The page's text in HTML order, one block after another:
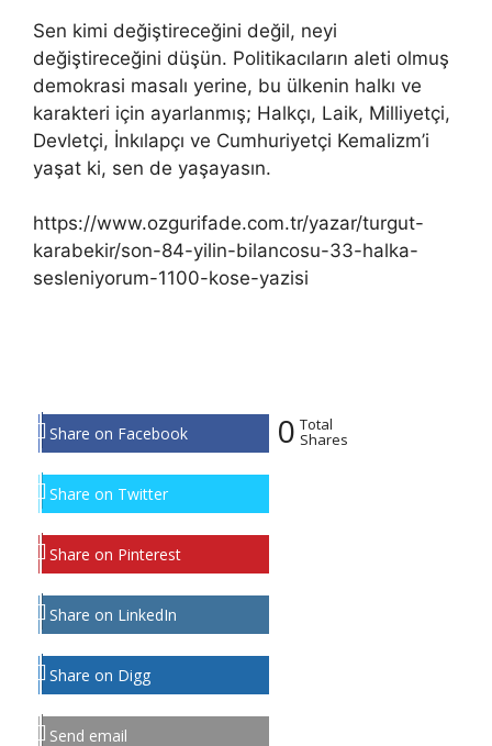
Sen kimi değiştireceğini değil, neyi
değiştireceğini düşün. Politikacıların aleti olmuş
demokrasi masalı yerine, bu ülkenin halkı ve
karakteri için ayarlanmış; Halkçı, Laik, Milliyetçi,
Devletçi, İnkılapçı ve Cumhuriyetçi Kemalizm’i
yaşat ki, sen de yaşayasın.
https://www.ozgurifade.com.tr/yazar/turgut-
karabekir/son-84-yilin-bilancosu-33-halka-
sesleniyorum-1100-kose-yazisi
Share on Facebook
Share on Twitter
Share on Pinterest
Share on LinkedIn
Share on Digg
Send email
0 Total
Shares